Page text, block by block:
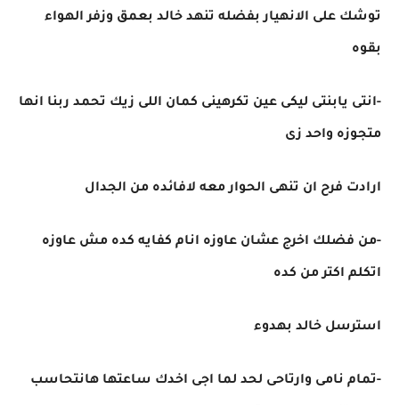
توشك على الانهيار بفضله تنهد خالد بعمق وزفر الهواء
بقوه
-انتى يابنتى ليكى عين تكرهينى كمان اللى زيك تحمد ربنا انها
متجوزه واحد زى
ارادت فرح ان تنهى الحوار معه لافائده من الجدال
-من فضلك اخرج عشان عاوزه انام كفايه كده مش عاوزه
اتكلم اكتر من كده
استرسل خالد بهدوء
-تمام نامى وارتاحى لحد لما اجى اخدك ساعتها هانتحاسب